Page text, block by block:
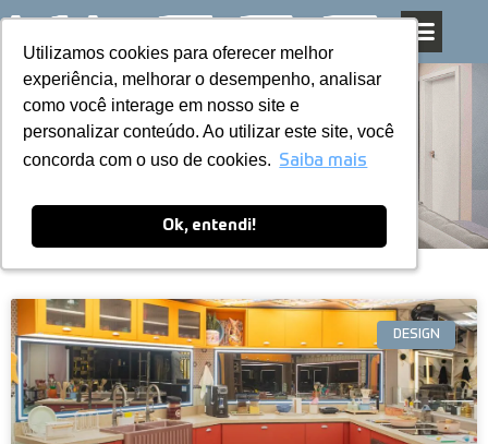
Utilizamos cookies para oferecer melhor
experiência, melhorar o desempenho, analisar
como você interage em nosso site e
personalizar conteúdo. Ao utilizar este site, você
concorda com o uso de cookies. Saiba mais
Ok, entendi!
Utilizamos cookies para oferecer melhor
experiência, melhorar o desempenho, analisar
como você interage em nosso site e
personalizar conteúdo. Ao utilizar este site, você
concorda com o uso de cookies. Saiba mais
Ok, entendi!
Pular
para
o
conteúdo
Blog
DESIGN